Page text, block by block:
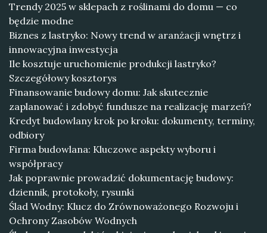
Trendy 2025 w sklepach z roślinami do domu — co
będzie modne
Biznes z lastryko: Nowy trend w aranżacji wnętrz i
innowacyjna inwestycja
Ile kosztuje uruchomienie produkcji lastryko?
Szczegółowy kosztorys
Finansowanie budowy domu: Jak skutecznie
zaplanować i zdobyć fundusze na realizację marzeń?
Kredyt budowlany krok po kroku: dokumenty, terminy,
odbiory
Firma budowlana: Kluczowe aspekty wyboru i
współpracy
Jak poprawnie prowadzić dokumentację budowy:
dziennik, protokoły, rysunki
Ślad Wodny: Klucz do Zrównoważonego Rozwoju i
Ochrony Zasobów Wodnych